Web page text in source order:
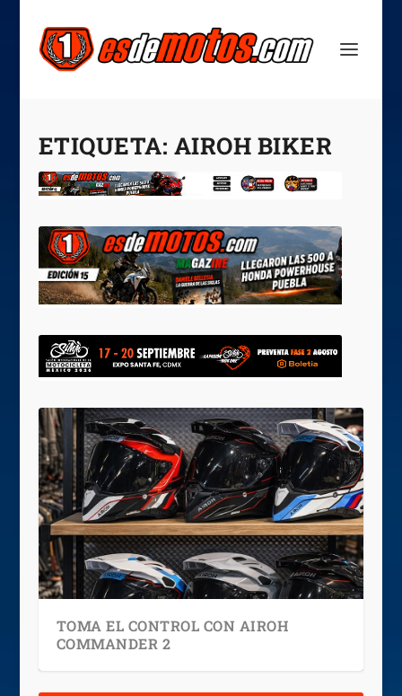
ETIQUETA: AIROH BIKER
TOMA EL CONTROL CON AIROH
COMMANDER 2